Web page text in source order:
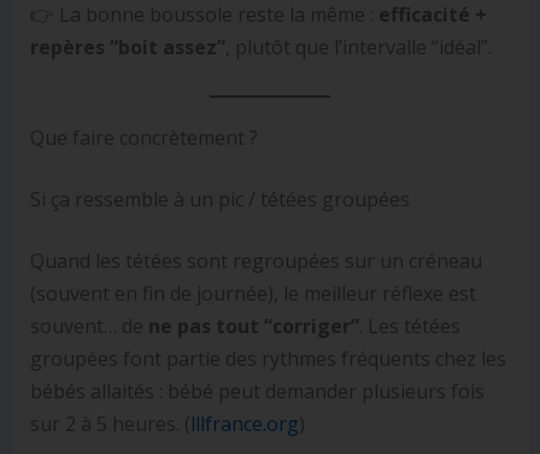
👉 La bonne boussole reste la même : efficacité +
repères “boit assez” , plutôt que l’intervalle “idéal”.
Que faire concrètement ?
Si ça ressemble à un pic / tétées groupées
Quand les tétées sont regroupées sur un créneau
(souvent en fin de journée), le meilleur réflexe est
souvent… de ne pas tout “corriger”. Les tétées
groupées font partie des rythmes fréquents chez les
bébés allaités : bébé peut demander plusieurs fois
sur 2 à 5 heures. (lllfrance.org)